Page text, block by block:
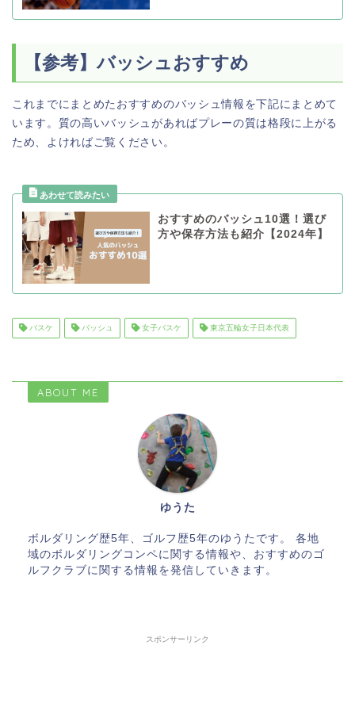
【参考】バッシュおすすめ
これまでにまとめたおすすめのバッシュ情報を下記にまとめて
います。質の高いバッシュがあればプレーの質は格段に上がる
ため、よければご覧ください。
おすすめのバッシュ10選！選び
方や保存方法も紹介【2024年】
バスケ バッシュ 女子バスケ 東京五輪女子日本代表
ABOUT ME
ゆうた
ボルダリング歴5年、ゴルフ歴5年のゆうたです。 各地
域のボルダリングコンペに関する情報や、おすすめのゴ
ルフクラブに関する情報を発信していきます。
スポンサーリンク